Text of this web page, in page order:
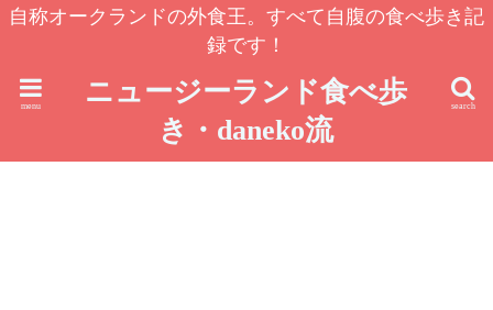
自称オークランドの外食王。すべて自腹の食べ歩き記
録です！
ニュージーランド食べ歩
き・daneko流
search
menu